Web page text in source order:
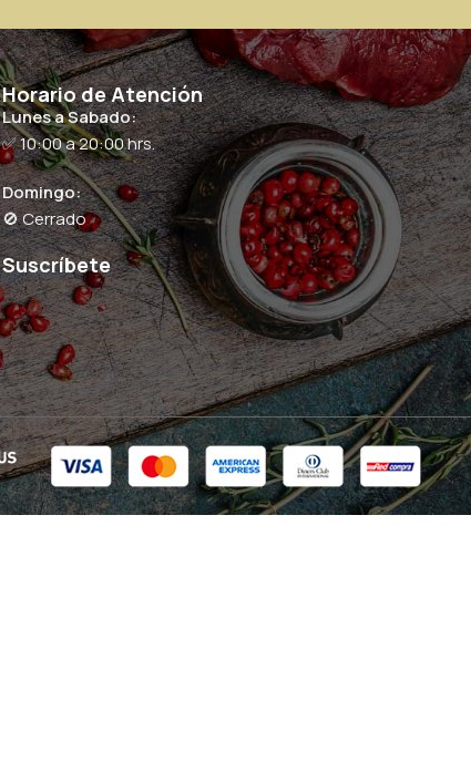
Horario de Atención
Lunes a Sabado:
✅ 10:00 a 20:00 hrs.
Domingo:
🚫 Cerrado
Suscríbete